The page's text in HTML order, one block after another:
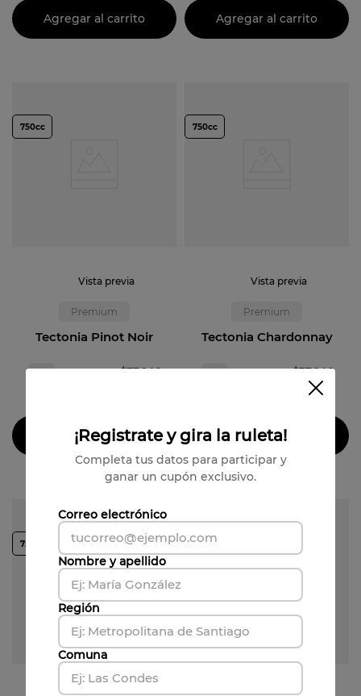
Agregar al carrito Agregar al carrito
750cc
Vista previa
Premium
Tectonia Pinot Noir
$77.940
Agregar al carrito
750cc
Vista previa
Premium
Tectonia Chardonnay
$77.940
Agregar al carrito
750cc 750cc
¡Registrate y gira la ruleta!
Completa tus datos para participar y
ganar un cupón exclusivo.
Correo electrónico
Nombre y apellido
Región
Comuna